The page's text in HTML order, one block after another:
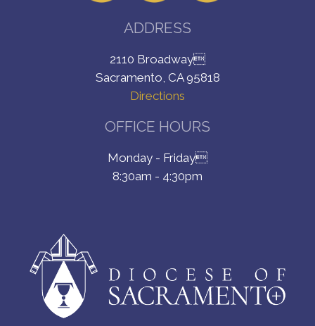
ADDRESS
2110 Broadway
Sacramento, CA 95818
Directions
OFFICE HOURS
Monday - Friday
8:30am - 4:30pm